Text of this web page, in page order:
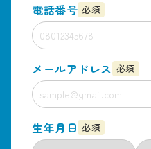
電話番号 必須
メールアドレス 必須
生年月日 必須